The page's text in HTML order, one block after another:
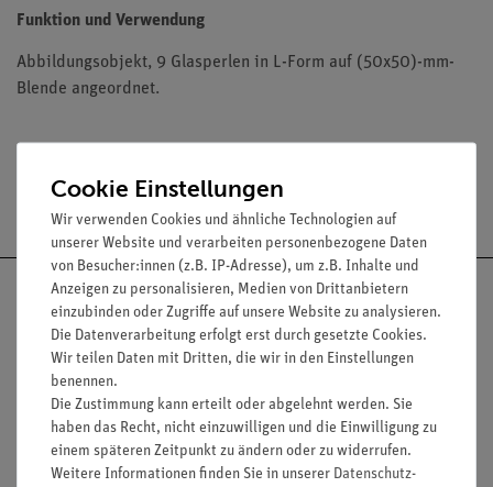
Funktion und Verwendung
Abbildungsobjekt, 9 Glasperlen in L-Form auf (50x50)-mm-
Blende angeordnet.
Versandkostenfrei ab 300,- €
Nach oben
Informationen Service
Cookie Einstellungen
Wir verwenden Cookies und ähnliche Technologien auf
unserer Website und verarbeiten personenbezogene Daten
von Besucher:innen (z.B. IP-Adresse), um z.B. Inhalte und
Anzeigen zu personalisieren, Medien von Drittanbietern
einzubinden oder Zugriffe auf unsere Website zu analysieren.
Die Datenverarbeitung erfolgt erst durch gesetzte Cookies.
Wir teilen Daten mit Dritten, die wir in den Einstellungen
benennen.
Die Zustimmung kann erteilt oder abgelehnt werden. Sie
haben das Recht, nicht einzuwilligen und die Einwilligung zu
einem späteren Zeitpunkt zu ändern oder zu widerrufen.
Weitere Informationen finden Sie in unserer Daten­schutz­